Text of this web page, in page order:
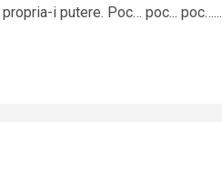
i putere. Poc… poc... poc…...